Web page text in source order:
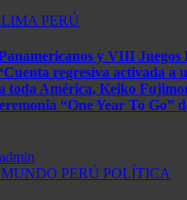
LIMA PERÚ
y VIII Juegos
regresiva activada a
toda América, Keiko
“One Year To Go”
admin
MUNDO PERÚ POLÍTICA